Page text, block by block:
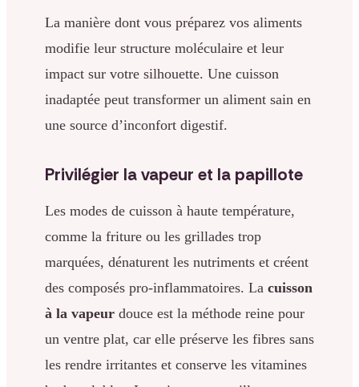
La manière dont vous préparez vos aliments
modifie leur structure moléculaire et leur
impact sur votre silhouette. Une cuisson
inadaptée peut transformer un aliment sain en
une source d’inconfort digestif.
Privilégier la vapeur et la papillote
Les modes de cuisson à haute température,
comme la friture ou les grillades trop
marquées, dénaturent les nutriments et créent
des composés pro-inflammatoires. La cuisson
à la vapeur douce est la méthode reine pour
un ventre plat, car elle préserve les fibres sans
les rendre irritantes et conserve les vitamines